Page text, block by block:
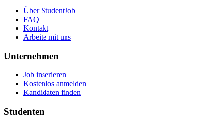
Über StudentJob
FAQ
Kontakt
Arbeite mit uns
Unternehmen
Job inserieren
Kostenlos anmelden
Kandidaten finden
Studenten